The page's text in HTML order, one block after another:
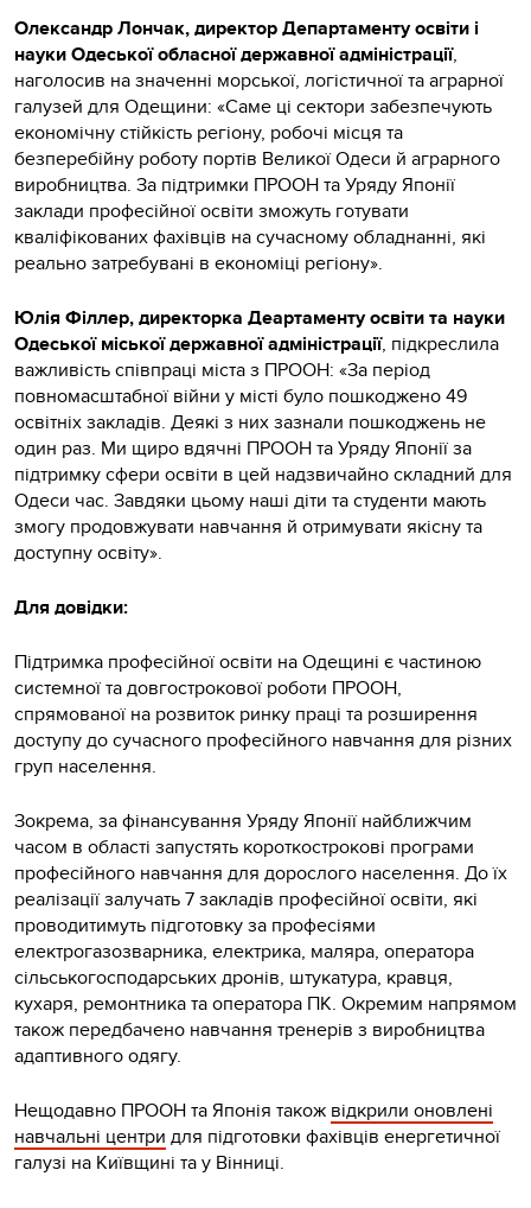
Олександр Лончак, директор Департаменту освіти і
науки Одеської обласної державної адміністрації,
наголосив на значенні морської, логістичної та аграрної
галузей для Одещини: «Саме ці сектори забезпечують
економічну стійкість регіону, робочі місця та
безперебійну роботу портів Великої Одеси й аграрного
виробництва. За підтримки ПРООН та Уряду Японії
заклади професійної освіти зможуть готувати
кваліфікованих фахівців на сучасному обладнанні, які
реально затребувані в економіці регіону».
Юлія Філлер, директорка Деартаменту освіти та науки
Одеської міської державної адміністрації, підкреслила
важливість співпраці міста з ПРООН: «За період
повномасштабної війни у місті було пошкоджено 49
освітніх закладів. Деякі з них зазнали пошкоджень не
один раз. Ми щиро вдячні ПРООН та Уряду Японії за
підтримку сфери освіти в цей надзвичайно складний для
Одеси час. Завдяки цьому наші діти та студенти мають
змогу продовжувати навчання й отримувати якісну та
доступну освіту».
Для довідки:
Підтримка професійної освіти на Одещині є частиною
системної та довгострокової роботи ПРООН,
спрямованої на розвиток ринку праці та розширення
доступу до сучасного професійного навчання для різних
груп населення.
Зокрема, за фінансування Уряду Японії найближчим
часом в області запустять короткострокові програми
професійного навчання для дорослого населення. До їх
реалізації залучать 7 закладів професійної освіти, які
проводитимуть підготовку за професіями
електрогазозварника, електрика, маляра, оператора
сільськогосподарських дронів, штукатура, кравця,
кухаря, ремонтника та оператора ПК. Окремим напрямом
також передбачено навчання тренерів з виробництва
адаптивного одягу.
Нещодавно ПРООН та Японія також відкрили оновлені
навчальні центри для підготовки фахівців енергетичної
галузі на Київщині та у Вінниці.